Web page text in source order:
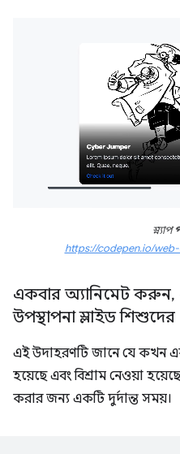
স্ন্যাপ
https://codepen.io/
একবার অ্যানিমেট করুন,
উপস্থাপনা স্লাইড শিশুদের
এই উদাহরণটি জানে যে কখন
হয়েছে এবং বিশ্রাম নেওয়া
করার জন্য একটি দুর্দান্ত সময়।